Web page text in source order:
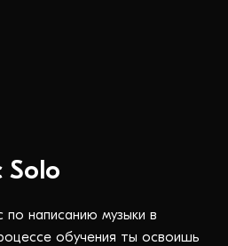
Solo
по написанию музыки в
обучения ты освоишь